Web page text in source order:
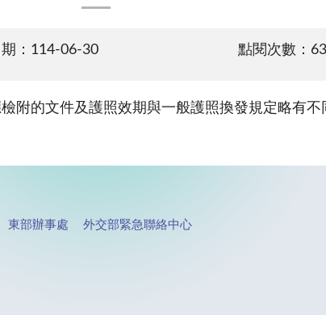
期：114-06-30 點閱次數：
附的文件及護照效期與一般護照換發規定略有不
東部辦事處
外交部緊急聯絡中心